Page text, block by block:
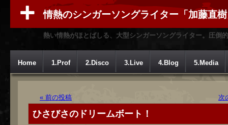
情熱のシンガーソングライター「加藤直
熱い情熱がほとばしる、大型シンガーソングライター。圧倒
Home 1.Prof 2.Disco 3.Live 4.Blog 5.Media
« 前の投稿 次
ひさびさのドリームボート！